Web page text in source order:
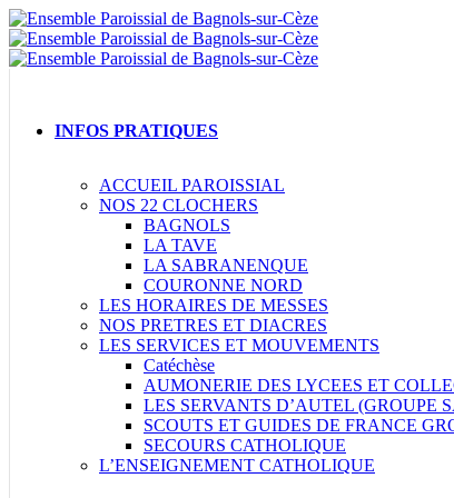
Aller
au
contenu
INFOS PRATIQUES
ACCUEIL PAROISSIAL
NOS 22 CLOCHERS
BAGNOLS
LA TAVE
LA SABRANENQUE
COURONNE NORD
LES HORAIRES DE MESSES
NOS PRETRES ET DIACRES
LES SERVICES ET MOUVEMENTS
Catéchèse
AUMONERIE DES LYCEES ET
LES SERVANTS D’AUTEL (GROUPE
SCOUTS ET GUIDES DE FRANCE
SECOURS CATHOLIQUE
L’ENSEIGNEMENT CATHOLIQUE